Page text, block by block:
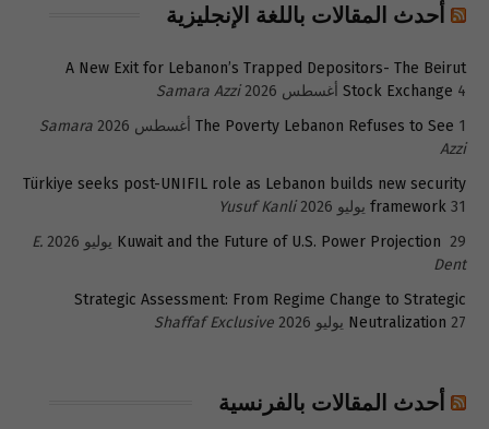
أحدث المقالات باللغة الإنجليزية
A New Exit for Lebanon’s Trapped Depositors- The Beirut
Stock Exchange 4 أغسطس 2026
Samara Azzi
The Poverty Lebanon Refuses to See 1 أغسطس 2026
Samara
Azzi
Türkiye seeks post-UNIFIL role as Lebanon builds new security
framework 31 يوليو 2026
Yusuf Kanli
Kuwait and the Future of U.S. Power Projection 29 يوليو 2026
E.
Dent
Strategic Assessment: From Regime Change to Strategic
Neutralization 27 يوليو 2026 Shaffaf Exclusive
أحدث المقالات بالفرنسية